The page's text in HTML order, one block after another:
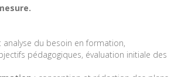
: analyse du besoin en formation,
pédagogiques, évaluation initiale des